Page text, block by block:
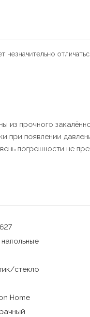
из прочного
при появлении
погрешности не
стекло
Home